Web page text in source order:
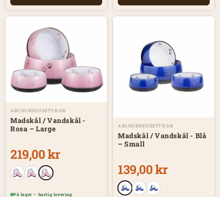
ABCHUNDEUDSTYR.DK
Madskål / Vandskål -
Rosa – Large
219,00 kr
På lager – hurtig levering
ABCHUNDEUDSTYR.DK
Madskål / Vandskål - Blå
– Small
139,00 kr